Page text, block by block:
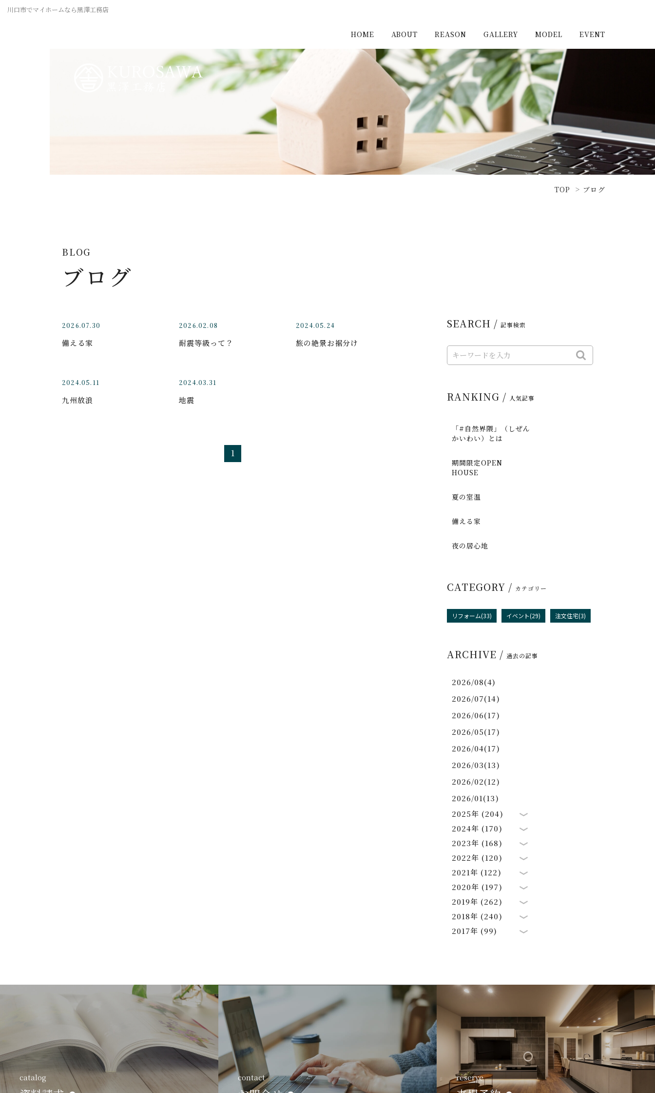
川口市でマイホームなら黒澤工務店
HOME ABOUT REASON GALLERY
施工実例（新築）
施工実例（リノベーショ
ン）
MODEL
浦和住宅公園
浦和住宅展示場Miraizu
大宮北ハウジングステージ
EVENT
TOP ブログ
BLOG
ブログ
2026.07.30
備える家
2026.02.08
耐震等級って？
2024.05.24
旅の絶景お裾分け
2024.05.11
九州放浪
2024.03.31
地震
1
SEARCH / 記事検索
RANKING / 人気記事
「#自然界隈」（しぜん
かいわい）とは
期間限定OPEN
HOUSE
夏の室温
備える家
夜の居心地
CATEGORY / カテゴリー
リフォーム(33) イベント(29) 注文住宅(3)
ARCHIVE / 過去の記事
2026/08(4)
2026/07(14)
2026/06(17)
2026/05(17)
2026/04(17)
2026/03(13)
2026/02(12)
2026/01(13)
2025年 (204)
2024年 (170)
2023年 (168)
2022年 (120)
2021年 (122)
2020年 (197)
2019年 (262)
2018年 (240)
2017年 (99)
catalog contact reserve